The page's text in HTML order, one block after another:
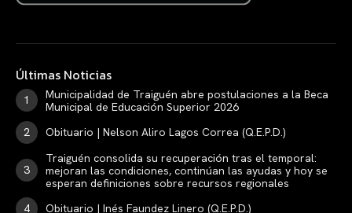
Últimas Noticias
Municipalidad de Traiguén abre postulaciones a la Beca
Municipal de Educación Superior 2026
Obituario | Nelson Aliro Lagos Correa (Q.E.P.D.)
Traiguén consolida su recuperación tras el temporal:
mejoran las condiciones, continúan las ayudas y hoy se
esperan definiciones sobre recursos regionales
Obituario | Inés Faundez Linero (Q.E.P.D.)